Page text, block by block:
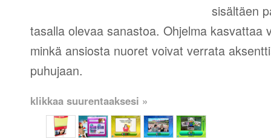
sisältäen
tasalla olevaa sanastoa. Ohjelma kasvattaa
minkä ansiosta nuoret voivat verrata
puhujaan.
klikkaa suurentaaksesi »